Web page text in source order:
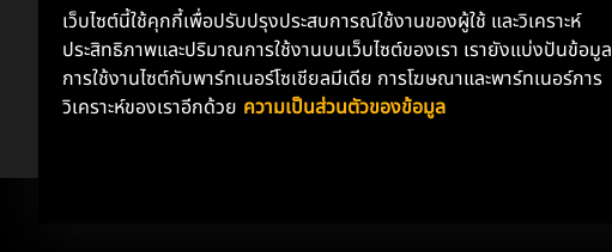
ประกาศด้านกฎหมาย
เว็บไซต์นี้ใช้คุกกี้เพื่อปรับปรุงประสบการณ์ใช้งานของผู้ใช้ และวิเคราะห์
ประสิทธิภาพและปริมาณการใช้งานบนเว็บไซต์ของเรา เรายังแบ่งปันข้อมูล
การใช้งานไซต์กับพาร์ทเนอร์โซเชียลมีเดีย การโฆษณาและพาร์ทเนอร์การ
วิเคราะห์ของเราอีกด้วย ความเป็นส่วนตัวของข้อมูล